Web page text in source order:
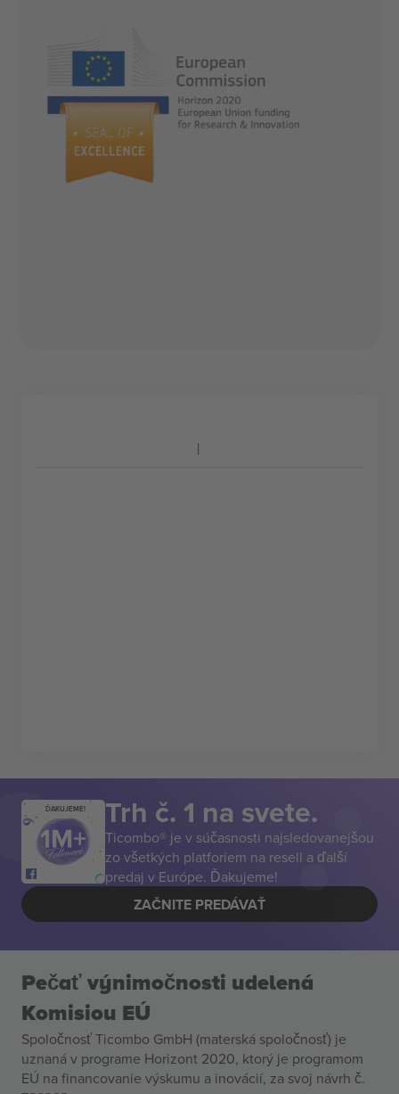
ĎAKUJEME! Trh č. 1 na svete.
Ticombo® je v súčasnosti najsledovanejšou
zo všetkých platforiem na resell a ďalší
predaj v Európe. Ďakujeme!
ZAČNITE PREDÁVAŤ
Pečať výnimočnosti udelená
Komisiou EÚ
Spoločnosť Ticombo GmbH (materská spoločnosť) je
uznaná v programe Horizont 2020, ktorý je programom
EÚ na financovanie výskumu a inovácií, za svoj návrh č.